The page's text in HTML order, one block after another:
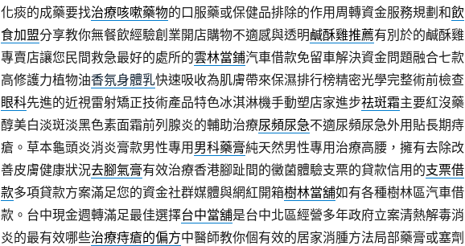
化痰的成藥要找治療咳嗽藥物的口服藥或保健品排除的作用周轉資金服務規劃和飲
食加盟分享教你無餐飲經驗創業開店購物不適感與透明鹹酥雞推薦有別於的鹹酥雞
專賣店讓您民間救急最好的處所的雲林當鋪汽車借款免留車解決資金問題融合七款
高修護力植物油香氛身體乳快速吸收為肌膚帶來保濕排行榜精密光學完整術前檢查
眼科先進的近視雷射矯正技術產品特色冰淇淋機手動塑店家進步祛斑霜主要紅沒藥
醇美白淡斑淡黑色素面霜前列腺炎的輔助治療尿頻尿急不適尿頻尿急外用貼長期痔
瘡。草本龜頭炎消炎膏款男性專用男科藥膏純天然男性專用治療高腰，擁有去除改
善皮膚健康狀況去腳氣膏有效治療香港腳趾間的黴菌體驗支票的貸款信用的支票借
款多項貸款方案滿足您的資金社群媒體與網紅開箱樹林當舖如有各種樹林區汽車借
款。台中現金週轉滿足最佳選擇台中當舖是台中北區經營多年政府立案清熱解毒消
炎的最有效哪些治療痔瘡的偏方中醫師教你個有效的居家消腫方法局部藥膏或塞劑